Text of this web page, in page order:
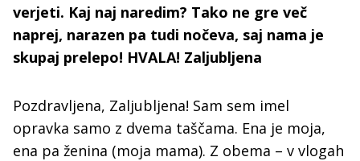
verjeti. Kaj naj naredim? Tako ne gre več
naprej, narazen pa tudi nočeva, saj nama je
skupaj prelepo! HVALA! Zaljubljena
Pozdravljena, Zaljubljena! Sam sem imel
opravka samo z dvema taščama. Ena je moja,
ena pa ženina (moja mama). Z obema – v vlogah